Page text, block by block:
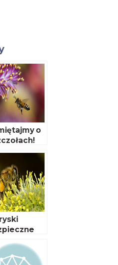
o